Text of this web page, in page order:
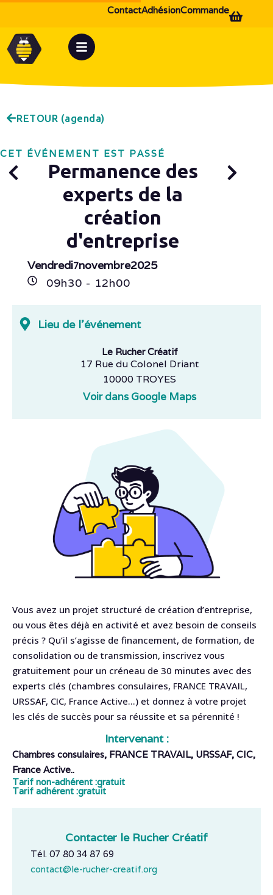
Commande
Adhésion
Contact
RETOUR (agenda)
CET ÉVÉNEMENT EST PASSÉ
Permanence des
experts de la
création
d'entreprise
Vendredi7novembre2025
09h30 - 12h00
Lieu de l'événement
Le Rucher Créatif
17 Rue du Colonel Driant
10000 TROYES
Voir dans Google Maps
Vous avez un projet structuré de création d’entreprise,
ou vous êtes déjà en activité et avez besoin de conseils
précis ? Qu’il s’agisse de financement, de formation, de
consolidation ou de transmission, inscrivez vous
gratuitement pour un créneau de 30 minutes avec des
experts clés (chambres consulaires, FRANCE TRAVAIL,
URSSAF, CIC, France Active…) et donnez à votre projet
les clés de succès pour sa réussite et sa pérennité !
Intervenant :
Chambres consulaires, FRANCE TRAVAIL, URSSAF, CIC,
France Active..
Tarif non-adhérent :gratuit
Tarif adhérent :gratuit
Contacter le Rucher Créatif
Tél. 07 80 34 87 69
contact@le-rucher-creatif.org